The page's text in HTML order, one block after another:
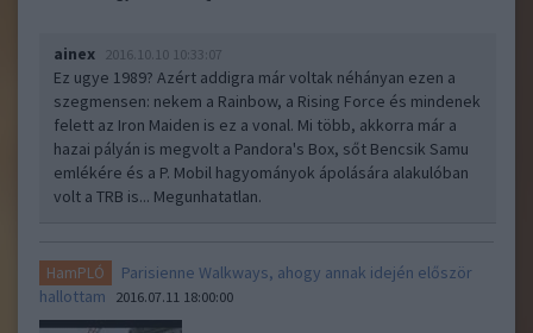
ainex 2016.10.10 10:33:07
Ez ugye 1989? Azért addigra már voltak néhányan ezen a
szegmensen: nekem a Rainbow, a Rising Force és mindenek
felett az Iron Maiden is ez a vonal. Mi több, akkorra már a
hazai pályán is megvolt a Pandora's Box, sőt Bencsik Samu
emlékére és a P. Mobil hagyományok ápolására alakulóban
volt a TRB is... Megunhatatlan.
HamPLÓ
Parisienne Walkways, ahogy annak idején először
hallottam
2016.07.11 18:00:00